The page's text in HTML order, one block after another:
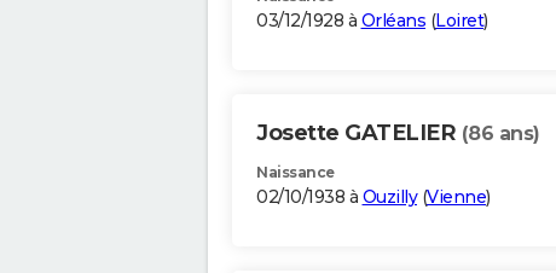
03/12/1928 à Orléans (Loiret)
Josette GATELIER (86 ans)
Naissance
02/10/1938 à Ouzilly(Vienne)